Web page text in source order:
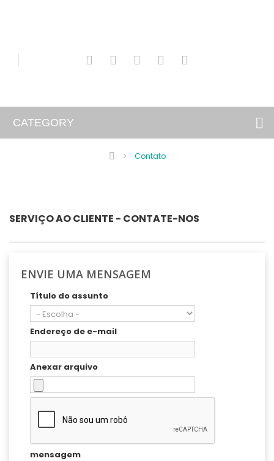
CATEGORY
> Contato
SERVIÇO AO CLIENTE - CONTATE-NOS
ENVIE UMA MENSAGEM
Título do assunto
Endereço de e-mail
Anexar arquivo
mensagem